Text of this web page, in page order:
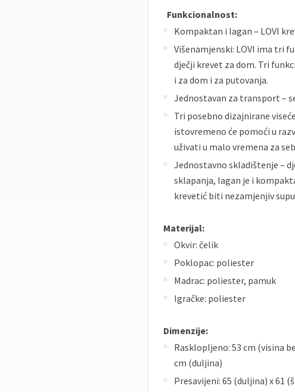
Funkcionalnost:
Kompaktan i lagan – LOVI
Višenamjenski: LOVI ima tri
dječji krevet za dom. Tri
i za dom i za putovanja.
Jednostavan za transport –
Tri posebno dizajnirane
istovremeno će pomoći u
uživati u malo vremena za
Jednostavno skladištenje –
sklapanja, lagan je i
krevetić biti nezamjenjiv
Materijal:
Okvir: čelik
Poklopac: poliester
Madrac: poliester, pamuk
Igračke: poliester
Dimenzije:
Rasklopljeno: 53 cm (visina
cm (duljina)
Presavijeni: 65 (duljina) x 61